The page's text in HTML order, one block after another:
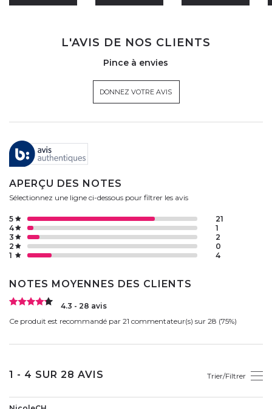
L'AVIS DE NOS CLIENTS
Pince à envies
DONNEZ VOTRE AVIS
APERÇU DES NOTES
Sélectionnez une ligne ci-dessous pour filtrer les avis
1 4
2 0
3 2
4 1
5 21
NOTES MOYENNES DES CLIENTS
4.3 - 28 avis
Ce produit est recommandé par 21 commentateur(s) sur 28 (75%)
1 - 4 SUR 28 AVIS Trier/Filtrer